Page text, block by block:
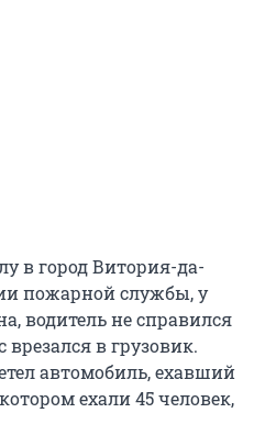
в город Витория-да-
пожарной службы, у
водитель не справился
врезался в грузовик.
автомобиль, ехавший
ехали 45 человек,